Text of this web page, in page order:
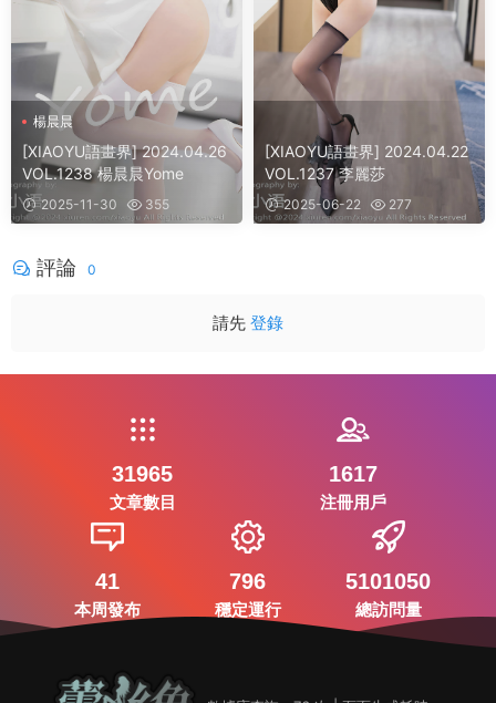
楊晨晨
[XIAOYU語畫界] 2024.04.26
VOL.1238 楊晨晨Yome
2025-11-30 355
[XIAOYU語畫界] 2024.04.22
VOL.1237 李麗莎
2025-06-22 277
評論 0
請先 登錄
31965
文章數目
1617
注冊用戶
41
本周發布
796
穩定運行
5101050
總訪問量